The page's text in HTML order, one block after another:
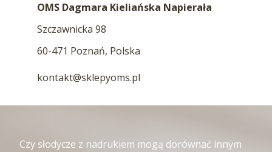
OMS Dagmara Kieliańska Napierała
Szczawnicka 98
60-471 Poznań, Polska
kontakt@sklepyoms.pl
Czy słodycze z nadrukiem mogą dorównać innym